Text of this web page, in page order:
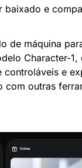
baixado e
de máquina
Character-1,
controláveis e
com outras